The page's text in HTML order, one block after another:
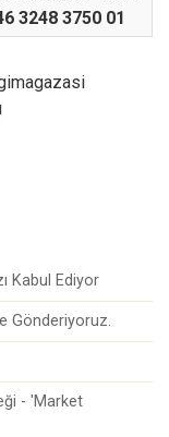
3248 3750 01
Kabul Ediyor
Gönderiyoruz.
- 'Market